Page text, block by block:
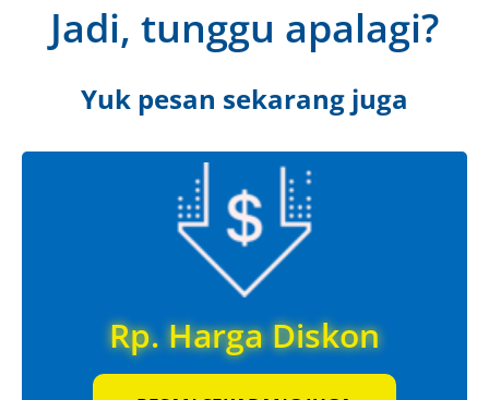
Jadi, tunggu apalagi?
Yuk pesan sekarang juga
Rp. Harga Diskon